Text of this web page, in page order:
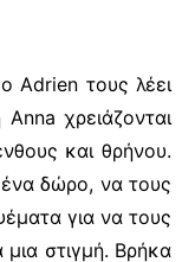
οAdrien τους λέει
Anna χρειάζονται
και θρήνου.
δώρο, να τους
για να τους
στιγμή. Βρήκα